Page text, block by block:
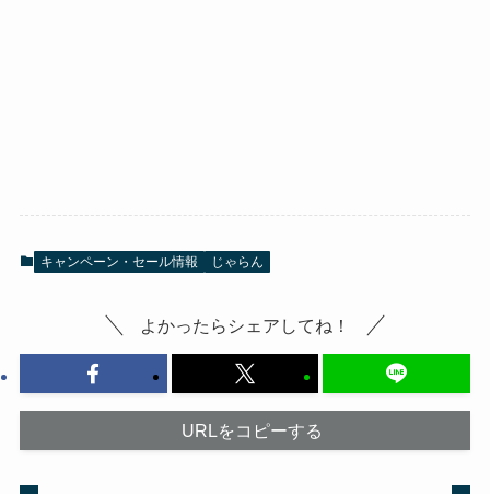
キャンペーン・セール情報 じゃらん
よかったらシェアしてね！
URLをコピーする